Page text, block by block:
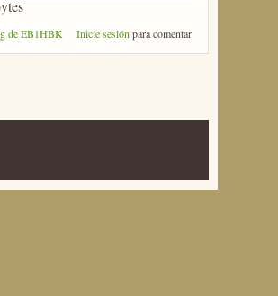
de EB1HBK Inicie sesión para comentar